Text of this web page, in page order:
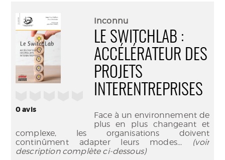
0avis
Inconnu
LE SWITCHLAB :
ACCÉLÉRATEUR DES
PROJETS
INTERENTREPRISES
Face à un environnement de
plus en plus changeant et
complexe, les organisations doivent
continûment adapter leurs modes... (voir
description complète ci-dessous)